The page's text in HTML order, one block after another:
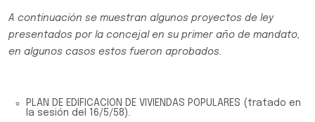
A continuación se muestran algunos proyectos de ley
presentados por la concejal en su primer año de mandato,
en algunos casos estos fueron aprobados.
​PLAN DE EDIFICACION DE VIVIENDAS POPULARES (tratado en
la sesión del 16/5/58).